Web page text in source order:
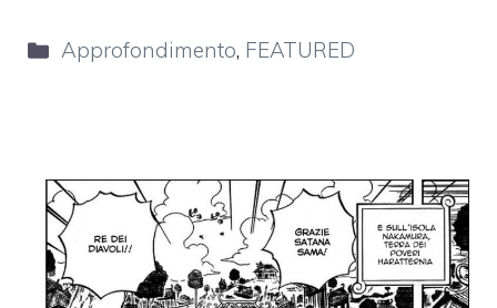
Categorie
Approfondimento, FEATURED